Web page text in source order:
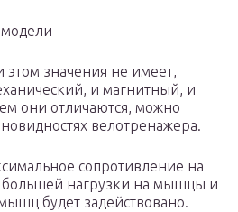
этом значения не имеет,
и магнитный, и
они отличаются, можно
велотренажера.
сопротивление на
большей нагрузки на мышцы и
будет задействовано.